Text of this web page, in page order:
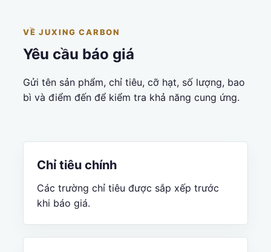
VỀ JUXING CARBON
Yêu cầu báo giá
Gửi tên sản phẩm, chỉ tiêu, cỡ hạt, số lượng, bao
bì và điểm đến để kiểm tra khả năng cung ứng.
Chỉ tiêu chính
Các trường chỉ tiêu được sắp xếp trước
khi báo giá.